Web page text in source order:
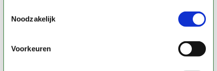
Noodzakelijk
VoorkeurenIntuïtieve Massage